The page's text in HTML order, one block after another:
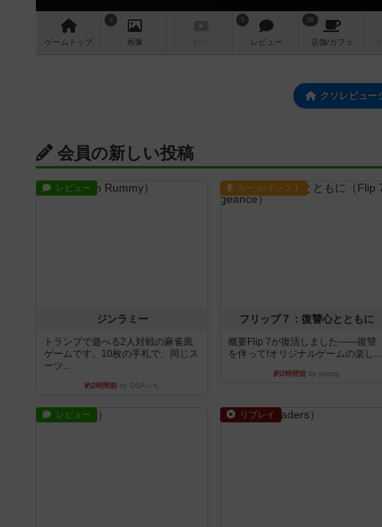
ゲーム トップ
2
画像
5
レビュー
59
店舗/カフェ
クソレビュー
会員の新しい投稿
レビュー
ジンラミー
トランプで遊べる2人対戦の麻雀風
ゲームです。10枚の手札で、同じス
ーツ...
約2時間前 by OSAっち
ルール/インスト
フリップ７：復讐心とともに
概要Flip 7が復活しました――復讐
を伴って!オリジナルゲームの楽し...
約2時間前 by jurong
レビュー リプレイ